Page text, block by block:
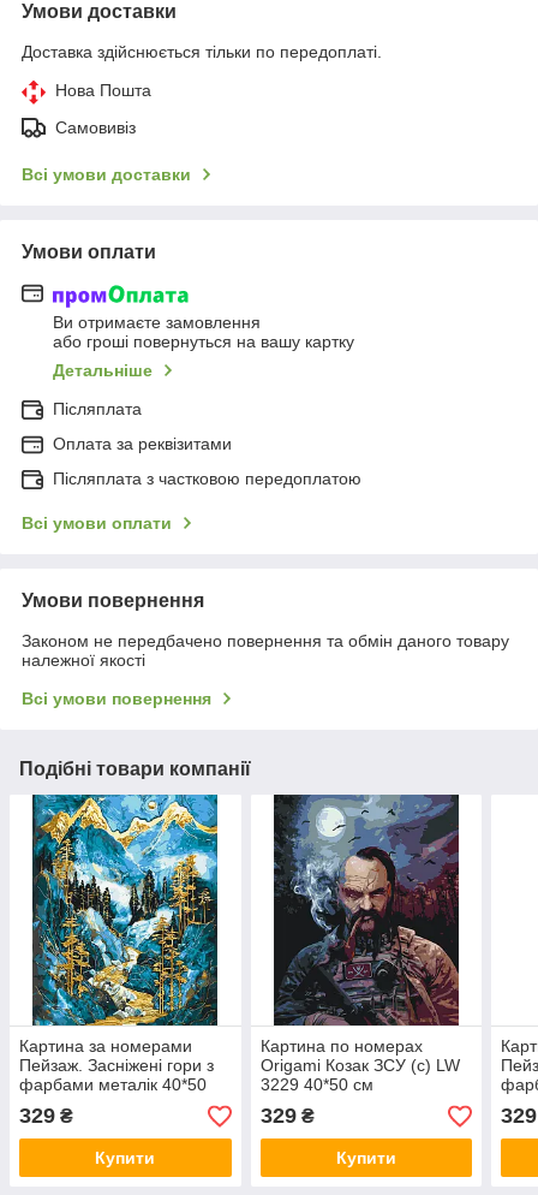
Умови доставки
Доставка здійснюється тільки по передоплаті.
Нова Пошта
Самовивіз
Всі умови доставки
Умови оплати
Ви отримаєте замовлення
або гроші повернуться на вашу картку
Детальніше
Післяплата
Оплата за реквізитами
Післяплата з частковою передоплатою
Всі умови оплати
Умови повернення
Законом не передбачено повернення та обмін даного товару
належної якості
Всі умови повернення
Подібні товари компанії
Картина за номерами
Пейзаж. Засніжені гори з
фарбами металік 40*50
см Орігамі LW 3407
329 ₴
Купити
Картина по номерах
Origamі Козак ЗСУ (с) LW
3229 40*50 см
329₴
Купити
см
329